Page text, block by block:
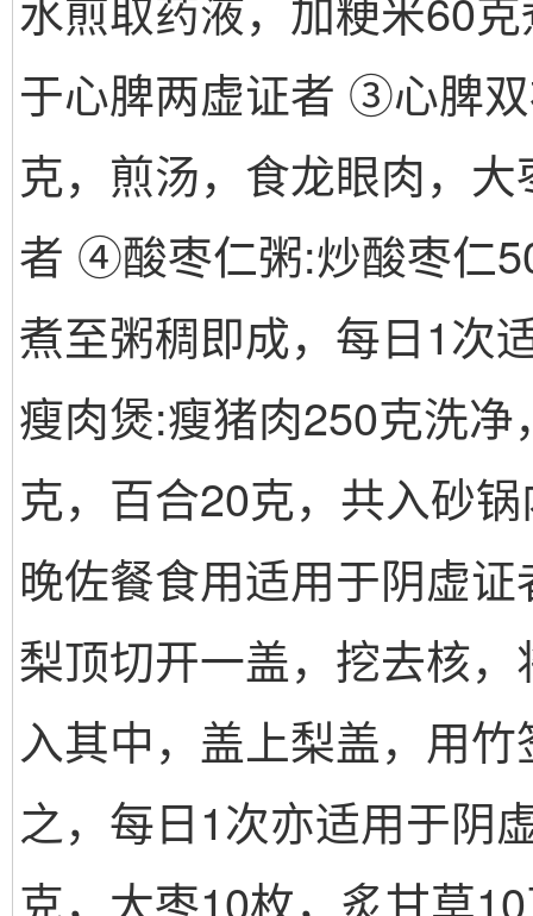
于心脾两虚证者 ③心脾
克，煎汤，食龙眼肉，
者 ④酸枣仁粥:炒酸枣仁
煮至粥稠即成，每日1次
瘦肉煲:瘦猪肉250克洗
克，百合20克，共入砂
晚佐餐食用适用于阴虚
梨顶切开一盖，挖去核
入其中，盖上梨盖，用
之，每日1次亦适用于阴
克，大枣10枚，炙甘草